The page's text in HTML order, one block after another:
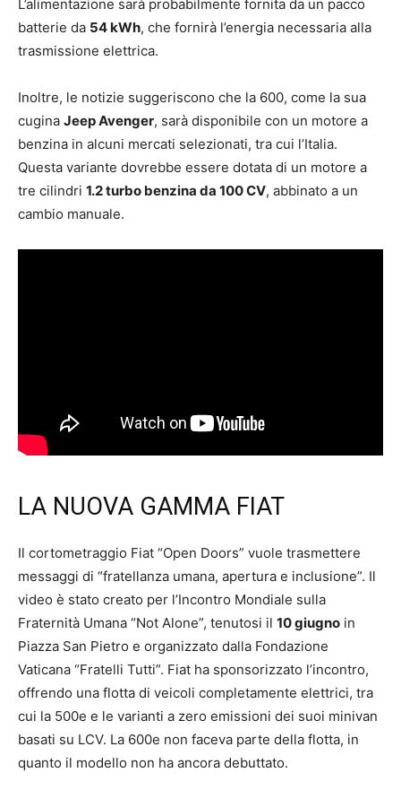
L’alimentazione sarà probabilmente fornita da un pacco
batterie da 54 kWh, che fornirà l’energia necessaria alla
trasmissione elettrica.
Inoltre, le notizie suggeriscono che la 600, come la sua
cugina Jeep Avenger, sarà disponibile con un motore a
benzina in alcuni mercati selezionati, tra cui l’Italia.
Questa variante dovrebbe essere dotata di un motore a
tre cilindri 1.2 turbo benzina da 100 CV, abbinato a un
cambio manuale.
LA NUOVA GAMMA FIAT
Il cortometraggio Fiat “Open Doors” vuole trasmettere
messaggi di “fratellanza umana, apertura e inclusione”. Il
video è stato creato per l’Incontro Mondiale sulla
Fraternità Umana “Not Alone”, tenutosi il 10 giugno in
Piazza San Pietro e organizzato dalla Fondazione
Vaticana “Fratelli Tutti”. Fiat ha sponsorizzato l’incontro,
offrendo una flotta di veicoli completamente elettrici, tra
cui la 500e e le varianti a zero emissioni dei suoi minivan
basati su LCV. La 600e non faceva parte della flotta, in
quanto il modello non ha ancora debuttato.